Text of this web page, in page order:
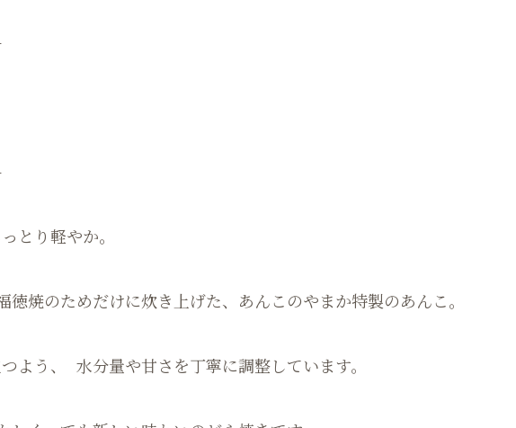
とり軽やか。
焼のためだけに炊き上げた、あんこのやまか特製のあんこ。
よう、 水分量や甘さを丁寧に調整しています。